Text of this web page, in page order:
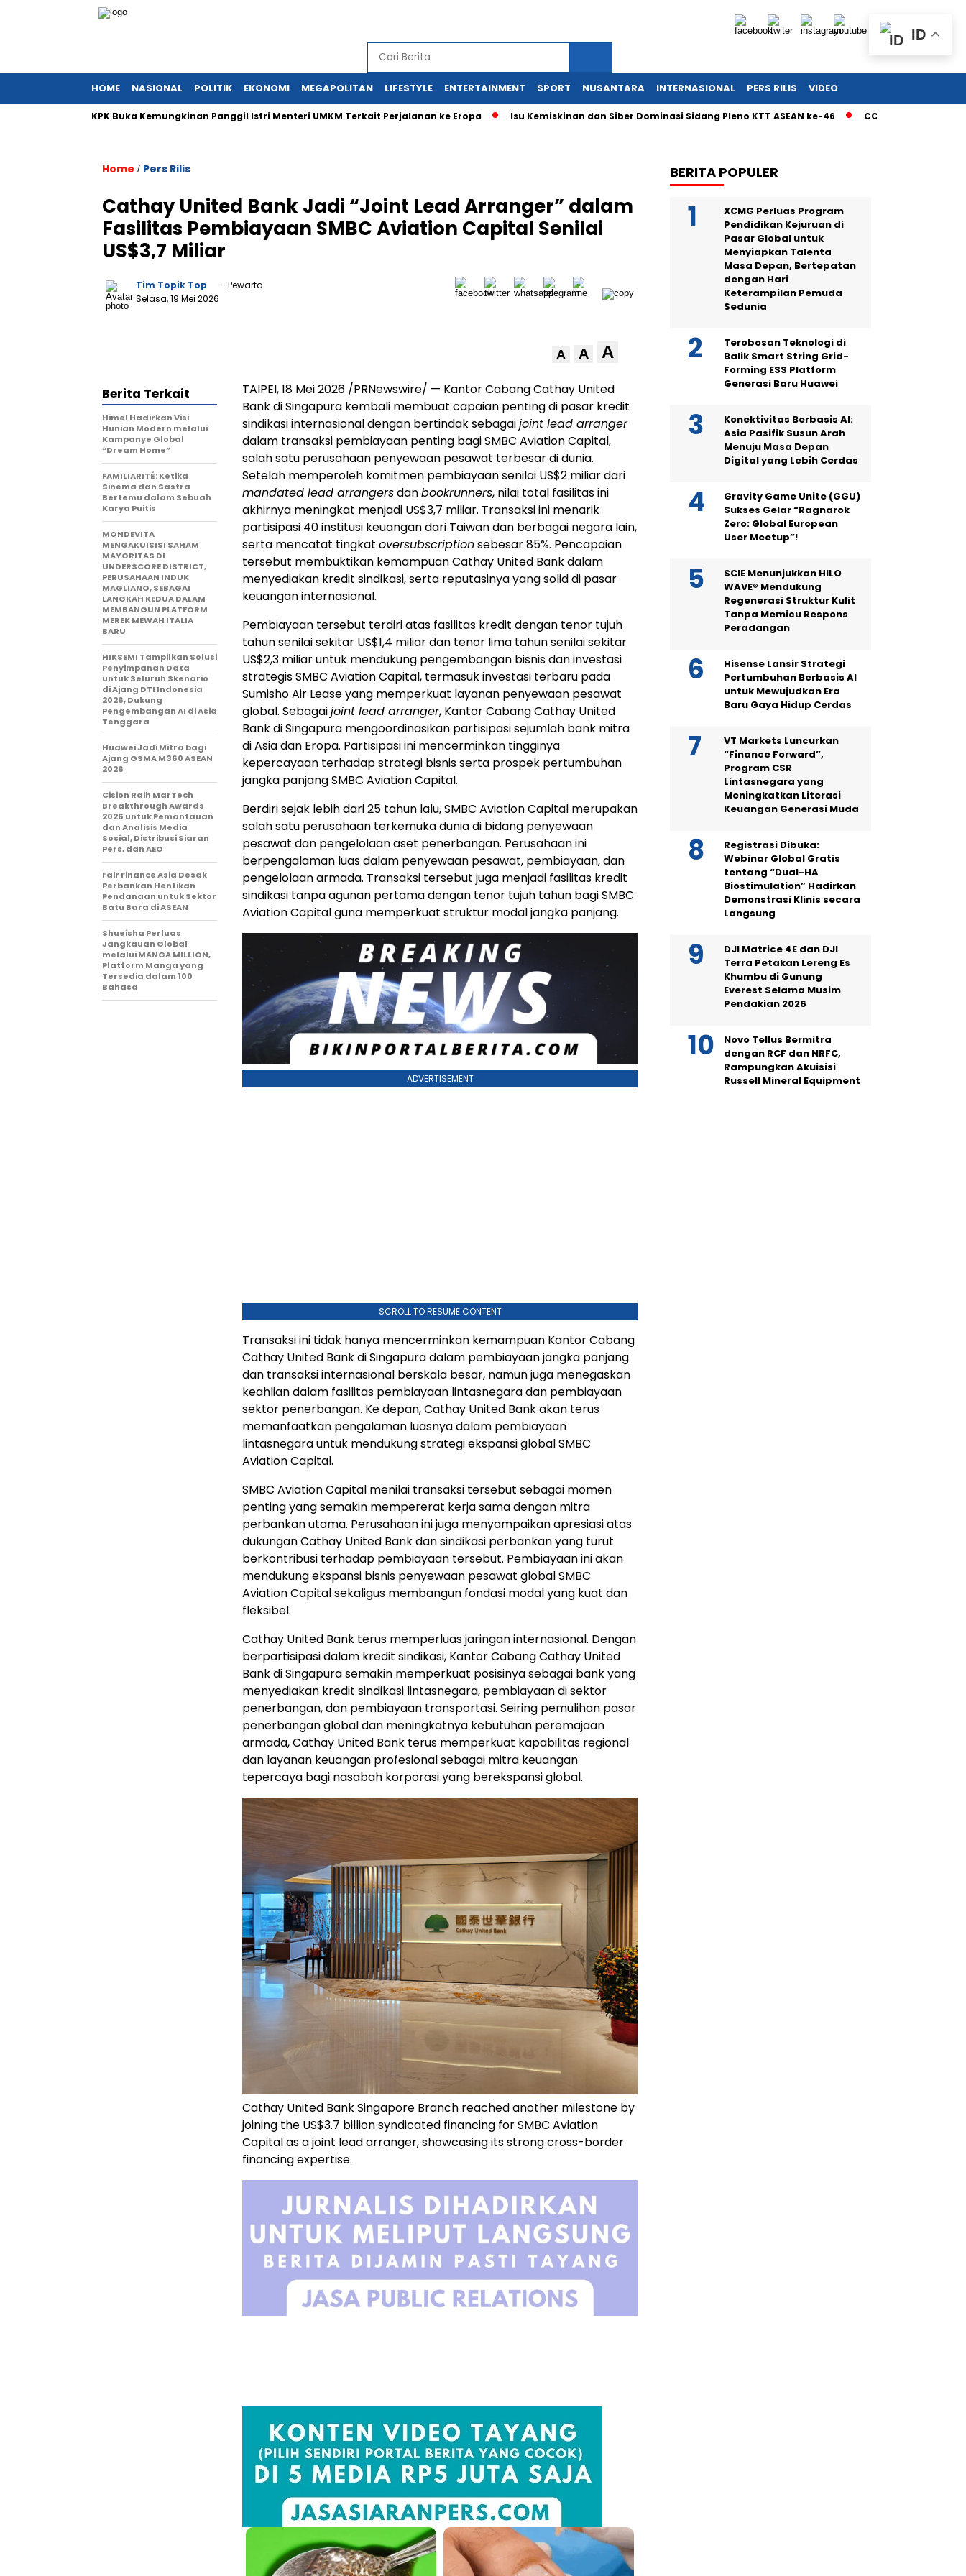
HOME NASIONAL POLITIK EKONOMI MEGAPOLITAN LIFESTYLE ENTERTAINMENT SPORT NUSANTARA INTERNASIONAL PERS RILIS VIDEO
KPK Buka Kemungkinan Panggil Istri Menteri UMKM Terkait Perjalanan ke Eropa Isu Kemiskinan dan Siber Dominasi Sidang Pleno KTT ASEAN ke-46 CCTV Ungkap Detik-Detik
Home / Pers Rilis
Cathay United Bank Jadi “Joint Lead Arranger” dalam
Fasilitas Pembiayaan SMBC Aviation Capital Senilai
US$3,7 Miliar
Tim Topik Top
- Pewarta
Selasa, 19 Mei 2026
A A A
TAIPEI, 18 Mei 2026 /PRNewswire/ — Kantor Cabang Cathay United
Bank di Singapura kembali membuat capaian penting di pasar kredit
sindikasi internasional dengan bertindak sebagaijoint lead arranger
dalam transaksi pembiayaan penting bagi SMBC Aviation Capital,
salah satu perusahaan penyewaan pesawat terbesar di dunia.
Setelah memperoleh komitmen pembiayaan senilai US$2 miliar dari
mandated lead arrangersdanbookrunners, nilai total fasilitas ini
akhirnya meningkat menjadi US$3,7 miliar. Transaksi ini menarik
partisipasi 40 institusi keuangan dari Taiwan dan berbagai negara lain,
serta mencatat tingkat oversubscriptionsebesar 85%. Pencapaian
tersebut membuktikan kemampuan Cathay United Bank dalam
menyediakan kredit sindikasi, serta reputasinya yang solid di pasar
keuangan internasional.
Pembiayaan tersebut terdiri atas fasilitas kredit dengan tenor tujuh
tahun senilai sekitar US$1,4 miliar dan tenor lima tahun senilai sekitar
US$2,3 miliar untuk mendukung pengembangan bisnis dan investasi
strategis SMBC Aviation Capital, termasuk investasi terbaru pada
Sumisho Air Lease yang memperkuat layanan penyewaan pesawat
global. Sebagaijoint lead arranger, Kantor Cabang Cathay United
Bank di Singapura mengoordinasikan partisipasi sejumlah bank mitra
di Asia dan Eropa. Partisipasi ini mencerminkan tingginya
kepercayaan terhadap strategi bisnis serta prospek pertumbuhan
jangka panjang SMBC Aviation Capital.
Berdiri sejak lebih dari 25 tahun lalu, SMBC Aviation Capital merupakan
salah satu perusahaan terkemuka dunia di bidang penyewaan
pesawat dan pengelolaan aset penerbangan. Perusahaan ini
berpengalaman luas dalam penyewaan pesawat, pembiayaan, dan
pengelolaan armada. Transaksi tersebut juga menjadi fasilitas kredit
sindikasi tanpa agunan pertama dengan tenor tujuh tahun bagi SMBC
Aviation Capital guna memperkuat struktur modal jangka panjang.
ADVERTISEMENT
SCROLL TO RESUME CONTENT
Transaksi ini tidak hanya mencerminkan kemampuan Kantor Cabang
Cathay United Bank di Singapura dalam pembiayaan jangka panjang
dan transaksi internasional berskala besar, namun juga menegaskan
keahlian dalam fasilitas pembiayaan lintasnegara dan pembiayaan
sektor penerbangan. Ke depan, Cathay United Bank akan terus
memanfaatkan pengalaman luasnya dalam pembiayaan
lintasnegara untuk mendukung strategi ekspansi global SMBC
Aviation Capital.
SMBC Aviation Capital menilai transaksi tersebut sebagai momen
penting yang semakin mempererat kerja sama dengan mitra
perbankan utama. Perusahaan ini juga menyampaikan apresiasi atas
dukungan Cathay United Bank dan sindikasi perbankan yang turut
berkontribusi terhadap pembiayaan tersebut. Pembiayaan ini akan
mendukung ekspansi bisnis penyewaan pesawat global SMBC
Aviation Capital sekaligus membangun fondasi modal yang kuat dan
fleksibel.
Cathay United Bank terus memperluas jaringan internasional. Dengan
berpartisipasi dalam kredit sindikasi, Kantor Cabang Cathay United
Bank di Singapura semakin memperkuat posisinya sebagai bank yang
menyediakan kredit sindikasi lintasnegara, pembiayaan di sektor
penerbangan, dan pembiayaan transportasi. Seiring pemulihan pasar
penerbangan global dan meningkatnya kebutuhan peremajaan
armada, Cathay United Bank terus memperkuat kapabilitas regional
dan layanan keuangan profesional sebagai mitra keuangan
tepercaya bagi nasabah korporasi yang berekspansi global.
Cathay United Bank Singapore Branch reached another milestone by
joining the US$3.7 billion syndicated financing for SMBC Aviation
Capital as a joint lead arranger, showcasing its strong cross-border
financing expertise.
Berita Terkait
Himel Hadirkan Visi
Hunian Modern melalui
Kampanye Global
“Dream Home”
FAMILIARITÉ: Ketika
Sinema dan Sastra
Bertemu dalam Sebuah
Karya Puitis
MONDEVITA
MENGAKUISISI SAHAM
MAYORITAS DI
UNDERSCORE DISTRICT,
PERUSAHAAN INDUK
MAGLIANO, SEBAGAI
LANGKAH KEDUA DALAM
MEMBANGUN PLATFORM
MEREK MEWAH ITALIA
BARU
HIKSEMI Tampilkan Solusi
Penyimpanan Data
untuk Seluruh Skenario
di Ajang DTI Indonesia
2026, Dukung
Pengembangan AI di Asia
Tenggara
Huawei Jadi Mitra bagi
Ajang GSMA M360 ASEAN
2026
Cision Raih MarTech
Breakthrough Awards
2026 untuk Pemantauan
dan Analisis Media
Sosial, Distribusi Siaran
Pers, dan AEO
Fair Finance Asia Desak
Perbankan Hentikan
Pendanaan untuk Sektor
Batu Bara di ASEAN
Shueisha Perluas
Jangkauan Global
melalui MANGA MILLION,
Platform Manga yang
Tersedia dalam 100
Bahasa
BERITA POPULER
XCMG Perluas Program
Pendidikan Kejuruan di
Pasar Global untuk
Menyiapkan Talenta
Masa Depan, Bertepatan
dengan Hari
Keterampilan Pemuda
Sedunia
Terobosan Teknologi di
Balik Smart String Grid-
Forming ESS Platform
Generasi Baru Huawei
Konektivitas Berbasis AI:
Asia Pasifik Susun Arah
Menuju Masa Depan
Digital yang Lebih Cerdas
Gravity Game Unite (GGU)
Sukses Gelar “Ragnarok
Zero: Global European
User Meetup”!
SCIE Menunjukkan HILO
WAVE® Mendukung
Regenerasi Struktur Kulit
Tanpa Memicu Respons
Peradangan
Hisense Lansir Strategi
Pertumbuhan Berbasis AI
untuk Mewujudkan Era
Baru Gaya Hidup Cerdas
VT Markets Luncurkan
“Finance Forward”,
Program CSR
Lintasnegara yang
Meningkatkan Literasi
Keuangan Generasi Muda
Registrasi Dibuka:
Webinar Global Gratis
tentang “Dual-HA
Biostimulation” Hadirkan
Demonstrasi Klinis secara
Langsung
DJI Matrice 4E dan DJI
Terra Petakan Lereng Es
Khumbu di Gunung
Everest Selama Musim
Pendakian 2026
Novo Tellus Bermitra
dengan RCF dan NRFC,
Rampungkan Akuisisi
Russell Mineral Equipment
ID